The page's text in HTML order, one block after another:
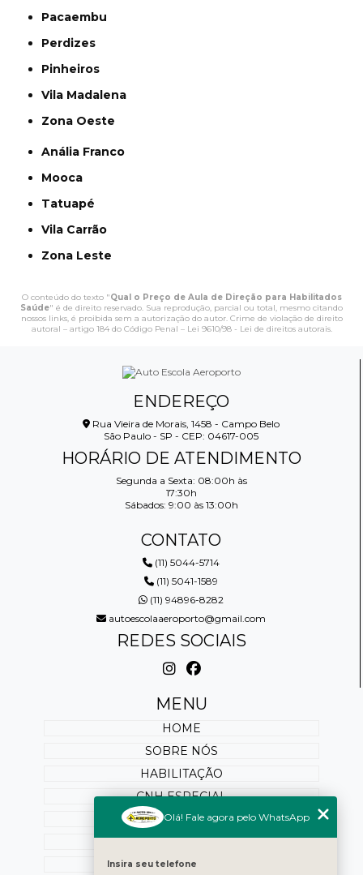
Pacaembu
Perdizes
Pinheiros
Vila Madalena
Zona Oeste
Anália Franco
Mooca
Tatuapé
Vila Carrão
Zona Leste
O conteúdo do texto "Qual o Preço de Aula de Direção para Habilitados
Saúde" é de direito reservado. Sua reprodução, parcial ou total, mesmo citando
nossos links, é proibida sem a autorização do autor. Crime de violação de direito
autoral – artigo 184 do Código Penal – Lei 9610/98 - Lei de direitos autorais.
ENDEREÇO
Rua Vieira de Morais, 1458 - Campo Belo
São Paulo - SP - CEP: 04617-005
HORÁRIO DE ATENDIMENTO
Segunda a Sexta: 08:00h às
17:30h
Sábados: 9:00 às 13:00h
CONTATO
(11) 5044-5714
(11) 5041-1589
(11) 94896-8282
autoescolaaeroporto@gmail.com
REDES SOCIAIS
MENU
HOME
SOBRE NÓS
HABILITAÇÃO
CNH ESPECIAL
REABILITAÇÃO
PONTUAÇÃO
SERVIÇOS ONLINE
Olá! Fale agora pelo WhatsApp
Insira seu telefone